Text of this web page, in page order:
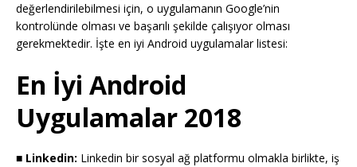
değerlendirilebilmesi için, o uygulamanın Google’nin
kontrolünde olması ve başarılı şekilde çalışıyor olması
gerekmektedir. İşte en iyi Android uygulamalar listesi:
En İyi Android
Uygulamalar 2018
■ Linkedin: Linkedin bir sosyal ağ platformu olmakla birlikte, iş